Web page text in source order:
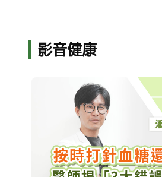
影音健康